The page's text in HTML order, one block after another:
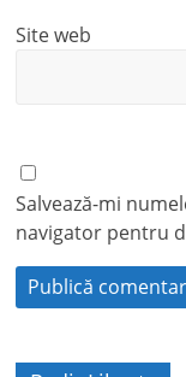
Site web
Salvează-mi
navigator pentru